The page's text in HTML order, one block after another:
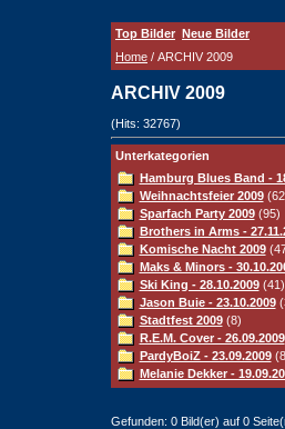
Top Bilder Neue Bilder
Home / ARCHIV 2009
ARCHIV 2009
(Hits: 32767)
Unterkategorien
Hamburg Blues Band -
Weihnachtsfeier 2009
Sparfach Party 2009(95)
Brothers in Arms -
Komische Nacht 2009
Maks & Minors -
Ski King - 28.10.2009(41)
Jason Buie - 23.10.2009
Stadtfest 2009(8)
R.E.M. Cover - 26.09.2009
PardyBoiZ - 23.09.2009
Melanie Dekker -
Gefunden: 0 Bild(er) auf 0